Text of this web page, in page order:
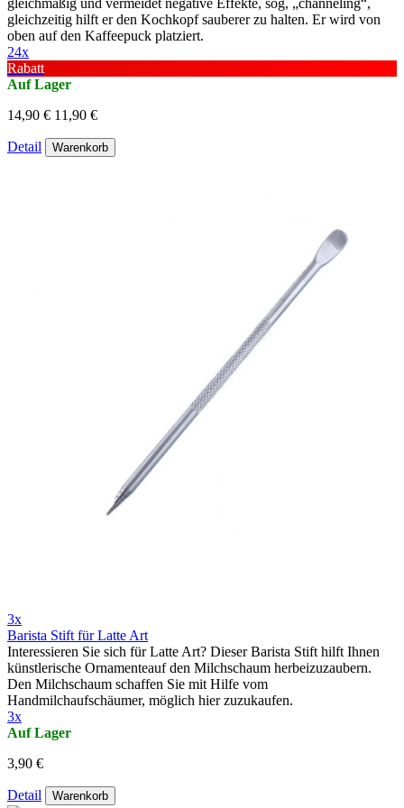
gleichmäßig und vermeidet negative Effekte, sog, „channeling“,
gleichzeitig hilft er den Kochkopf sauberer zu halten. Er wird von
oben auf den Kaffeepuck platziert.
24x
Rabatt
Auf Lager
14,90 € 11,90 €
Detail Warenkorb
3x
Barista Stift für Latte Art
Interessieren Sie sich für Latte Art? Dieser Barista Stift hilft Ihnen
künstlerische Ornamenteauf den Milchschaum herbeizuzaubern.
Den Milchschaum schaffen Sie mit Hilfe vom
Handmilchaufschäumer, möglich hier zuzukaufen.
3x
Auf Lager
3,90 €
Detail Warenkorb